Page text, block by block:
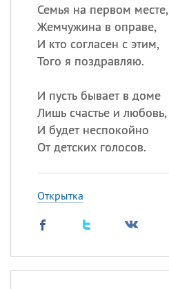
Семья на первом месте,
Жемчужина в оправе,
И кто согласен с этим,
Того я поздравляю.
И пусть бывает в доме
Лишь счастье и любовь,
И будет неспокойно
От детских голосов.
Открытка